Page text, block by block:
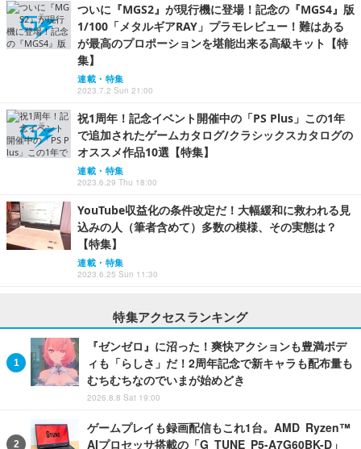
ついに『MGS2』が現行機に登場！記念の『MGS4』版
1/100「メタルギアRAY」プラモレビュー！難はある
が最高のプロポーションを堪能出来る高級キット【特
集】
連載・特集
2023.7.2 Sun 21:00
祝1周年！記念イベント開催中の「PS Plus」この1年
で追加されたゲームカタログ/クラシックスカタログの
オススメ作品10選【特集】
連載・特集
2023.6.29 Thu 18:00
YouTube収益化の条件改定だ！大幅緩和に救われる見
込みの人（筆者含めて）多数の模様、その実態は？
【特集】
連載・特集
2023.6.25 Sun 11:30
特集アクセスランキング
『ゼンゼロ』に沼った！爽快アクションも豊満ボデ
ィも「らしさ」だ！2周年記念で新キャラも配布量も
むちむちなのでいまが始めどき
2026.8.8 Sat 19:00
ゲームプレイも録画配信もこれ1台。AMD Ryzen™
AIプロセッサ搭載の「G TUNE P5-A7G60BK-D」